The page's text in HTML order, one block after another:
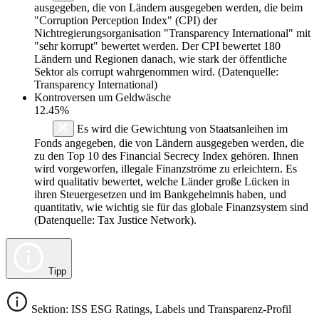
ausgegeben, die von Ländern ausgegeben werden, die beim
"Corruption Perception Index" (CPI) der
Nichtregierungsorganisation "Transparency International" mit
"sehr korrupt" bewertet werden. Der CPI bewertet 180
Ländern und Regionen danach, wie stark der öffentliche
Sektor als corrupt wahrgenommen wird. (Datenquelle:
Transparency International)
Kontroversen um Geldwäsche
12.45%
Es wird die Gewichtung von Staatsanleihen im
Fonds angegeben, die von Ländern ausgegeben werden, die
zu den Top 10 des Financial Secrecy Index gehören. Ihnen
wird vorgeworfen, illegale Finanzströme zu erleichtern. Es
wird qualitativ bewertet, welche Länder große Lücken in
ihren Steuergesetzen und im Bankgeheimnis haben, und
quantitativ, wie wichtig sie für das globale Finanzsystem sind
(Datenquelle: Tax Justice Network).
Tipp
Sektion: ISS ESG Ratings, Labels und Transparenz-Profil